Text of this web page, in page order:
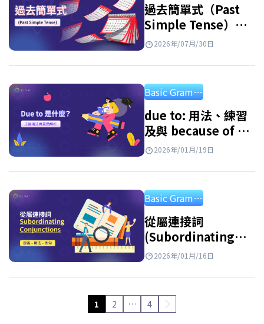
過去簡單式（Past
Simple Tense）：
句型公式、用法與附
2026年/07月/30日
Basic Grammar
due to: 用法、練習
及與 because of 的
區別
2026年/01月/19日
Basic Grammar
從屬連接詞
(Subordinating
Conjunctions): 最
理與詳細用法說明
2026年/01月/16日
1 2 … 4